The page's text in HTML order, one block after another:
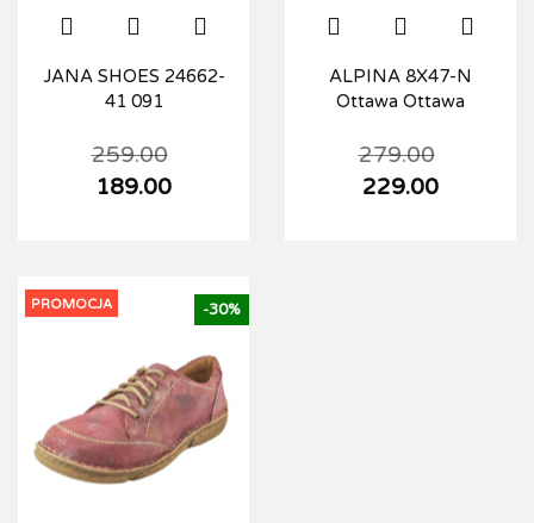
JANA SHOES 24662-
41 091
259.00
189.00
ALPINA 8X47-N
Ottawa Ottawa
279.00
229.00
PROMOCJA -30%